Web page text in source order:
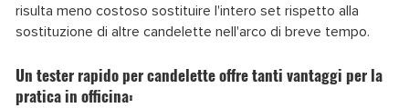
risulta meno costoso sostituire l'intero set rispetto alla
sostituzione di altre candelette nell'arco di breve tempo.
Un tester rapido per candelette offre tanti vantaggi per la
pratica in officina: